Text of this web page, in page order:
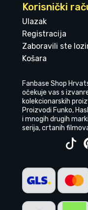
Korisnički
Ulazak
Registracija
Zaboravili ste
Košara
Fanbase Shop
očekuje vas s
kolekcionarskih
Proizvodi Funko,
i mnogih drugih
serija, crtanih